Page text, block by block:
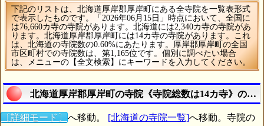
下記のリストは、北海道厚岸郡厚岸町にある全寺院を一覧表形式
で表示したものです。「2026年06月15日」時点において、全国に
は76,660カ寺の寺院があります。北海道には2,340カ寺の寺院があ
ります。北海道厚岸郡厚岸町には14カ寺の寺院があります。これ
は、北海道の寺院数の0.60%にあたります。厚岸郡厚岸町の全国
市区町村での寺院数は、第1,165位です。個別に調べたい場合
は、メニューの【全文検索】にキーワードを入力してください。
北海道厚岸郡厚岸町の寺院《寺院総数は14カ寺》の統
〔詳細モード〕 へ移動。 [北海道の寺院一覧]へ移動。寺院の